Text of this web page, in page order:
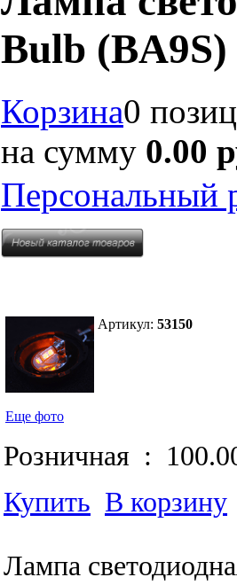
Bulb
Корзина0
на сумму 0.00
Персональный
Еще фото
Артикул: 53150
Розничная :
Купить В корзину
Лампа